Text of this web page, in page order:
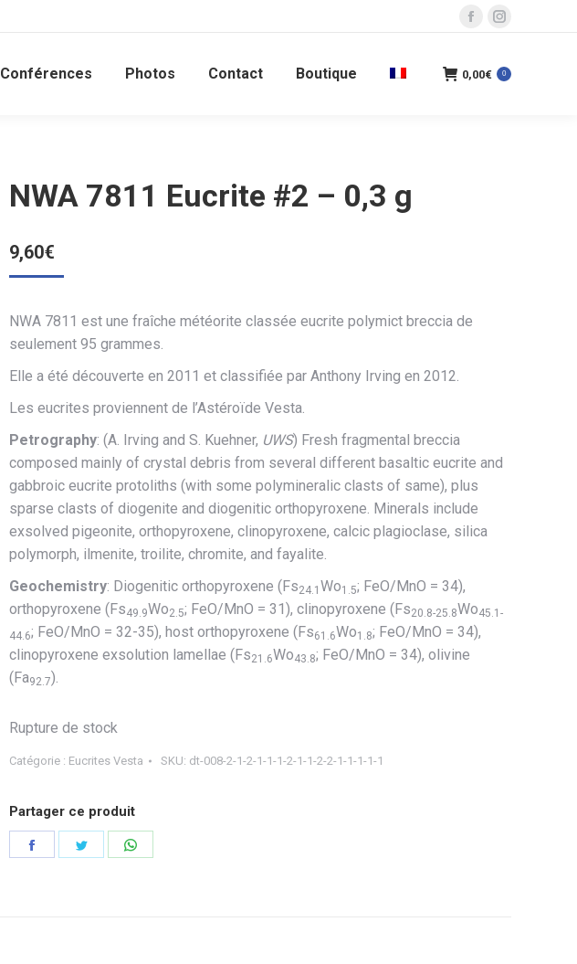
La
Facebook
La
Instagram
Conférences Photos Contact Boutique 0,00€ 0
NWA 7811 Eucrite #2 – 0,3 g
9,60€
NWA 7811 est une fraîche météorite classée eucrite polymict breccia de
seulement 95 grammes.
Elle a été découverte en 2011 et classifiée par Anthony Irving en 2012.
Les eucrites proviennent de l’Astéroïde Vesta.
Petrography: (A. Irving and S. Kuehner, UWS) Fresh fragmental breccia
composed mainly of crystal debris from several different basaltic eucrite and
gabbroic eucrite protoliths (with some polymineralic clasts of same), plus
sparse clasts of diogenite and diogenitic orthopyroxene. Minerals include
exsolved pigeonite, orthopyroxene, clinopyroxene, calcic plagioclase, silica
polymorph, ilmenite, troilite, chromite, and fayalite.
Geochemistry: Diogenitic orthopyroxene (Fs24.1 Wo1.5; FeO/MnO = 34),
orthopyroxene (Fs49.9Wo2.5; FeO/MnO = 31), clinopyroxene (Fs20.8-25.8Wo45.1-
44.6; FeO/MnO = 32-35), host orthopyroxene (Fs61.6Wo1.8; FeO/MnO = 34),
clinopyroxene exsolution lamellae (Fs21.6Wo43.8; FeO/MnO = 34), olivine
(Fa92.7).
Rupture de stock
Catégorie : Eucrites Vesta SKU: dt-008-2-1-2-1-1-1-2-1-1-2-2-1-1-1-1-1
Partager ce produit
Partager Partager